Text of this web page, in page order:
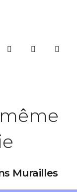
Murailles